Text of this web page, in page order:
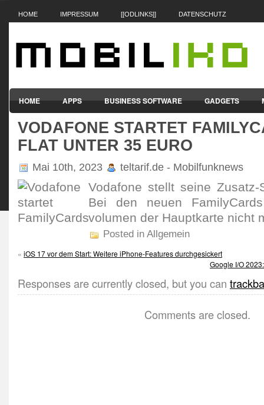
HOME IMPRESSUM [[ODLINKS]] DATENSCHUTZ
HOME APPS BUSINESS SOFTWARE GADGETS
SMARTPHONES & HANDYS TABLET-PCS VERTRÄGE &
VODAFONE STARTET
FLAT UNTER 35 EURO
Mai 10th, 2023 teltarif.de - Mobilfunknews
Voda­fone stellt seine
Bei den neuen
volumen der Haupt­karte nicht
Posted in Allgemein
« iOS 17 vor dem Start: Weitere iPhone-Features durchgesickert
Google I/O
Responses are currently closed, but you can
Comments are closed.